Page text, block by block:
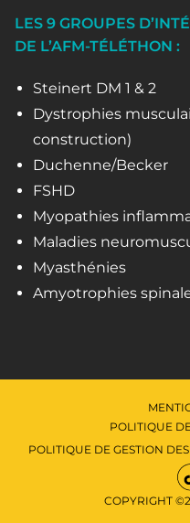
LES 9 GROUPES
DE L’AFM-TÉLÉTHON :
Steinert DM 1 & 2
Dystrophies
construction)
Duchenne/Becker
FSHD
Myopathies
Maladies
Myasthénies
Amyotrophies
COPYRIGHT
POLITIQUE
POLITIQUE DE GESTION